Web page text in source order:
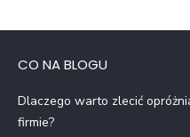
CO NA BLOGU
Dlaczego warto zlecić
firmie?